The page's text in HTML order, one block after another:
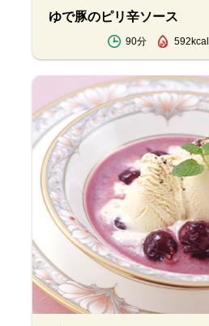
ゆで豚のピリ辛ソース
90分 592kcal